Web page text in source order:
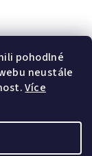
pohodlné
neustále
Více